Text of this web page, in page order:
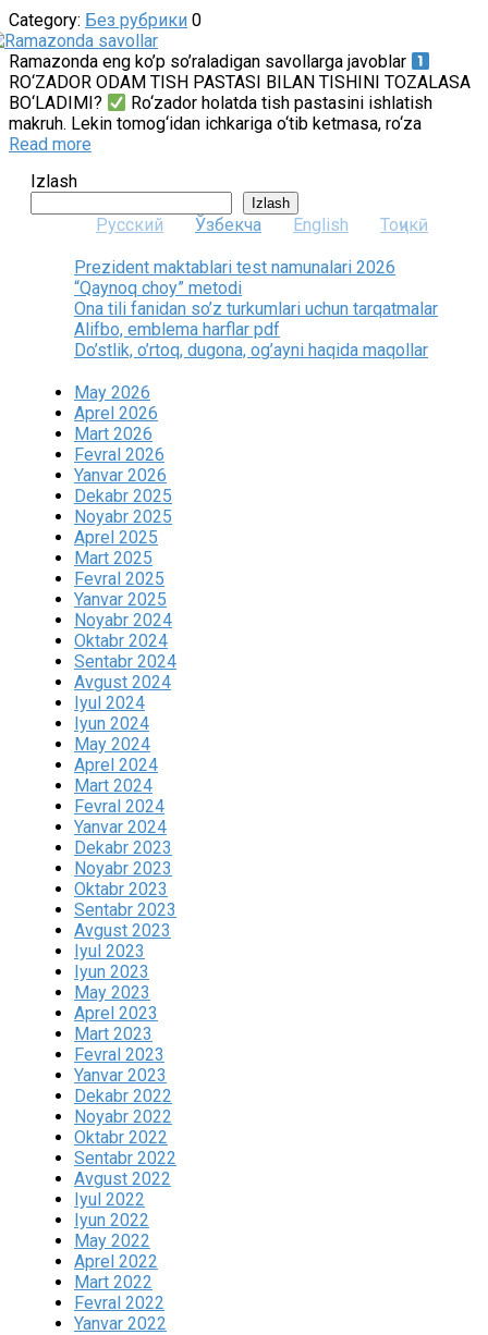
Category: Без рубрики 0
Ramazonda eng ko’p so’raladigan savollarga javoblar
RO‘ZADOR ODAM TISH PASTASI BILAN TISHINI TOZALASA
BO‘LADIMI?
Ro‘zador holatda tish pastasini ishlatish
makruh. Lekin tomog‘idan ichkariga o‘tib ketmasa, ro‘za
Read more
Izlash
Izlash
Русский Ўзбекча English Тоҷикӣ
Prezident maktablari test namunalari 2026
“Qaynoq choy” metodi
Ona tili fanidan so’z turkumlari uchun tarqatmalar
Alifbo, emblema harflar pdf
Do’stlik, o’rtoq, dugona, og’ayni haqida maqollar
May 2026
Aprel 2026
Mart 2026
Fevral 2026
Yanvar 2026
Dekabr 2025
Noyabr 2025
Aprel 2025
Mart 2025
Fevral 2025
Yanvar 2025
Noyabr 2024
Oktabr 2024
Sentabr 2024
Avgust 2024
Iyul 2024
Iyun 2024
May 2024
Aprel 2024
Mart 2024
Fevral 2024
Yanvar 2024
Dekabr 2023
Noyabr 2023
Oktabr 2023
Sentabr 2023
Avgust 2023
Iyul 2023
Iyun 2023
May 2023
Aprel 2023
Mart 2023
Fevral 2023
Yanvar 2023
Dekabr 2022
Noyabr 2022
Oktabr 2022
Sentabr 2022
Avgust 2022
Iyul 2022
Iyun 2022
May 2022
Aprel 2022
Mart 2022
Fevral 2022
Yanvar 2022